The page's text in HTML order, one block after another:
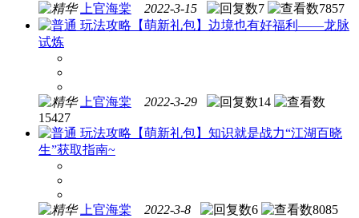
上官海棠 2022-3-15 7
7857
玩法攻略 【萌新礼包】边境也有好福利——龙脉
试炼
上官海棠 2022-3-29
14
15427
玩法攻略 【萌新礼包】知识就是战力“江湖百晓
生”获取指南~
上官海棠 2022-3-8 6
8085